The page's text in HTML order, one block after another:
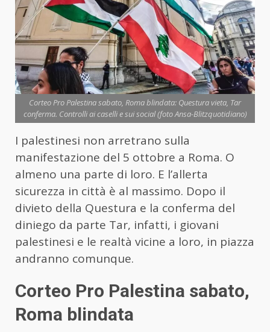
Corteo Pro Palestina sabato, Roma blindata: Questura vieta, Tar
conferma. Controlli ai caselli e sui social (foto Ansa-Blitzquotidiano)
I palestinesi non arretrano sulla
manifestazione del 5 ottobre a Roma. O
almeno una parte di loro. E l’allerta
sicurezza in città è al massimo. Dopo il
divieto della Questura e la conferma del
diniego da parte Tar, infatti, i giovani
palestinesi e le realtà vicine a loro, in piazza
andranno comunque.
Corteo Pro Palestina sabato,
Roma blindata